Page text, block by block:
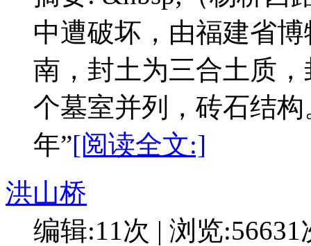
中遭破坏，由福建省
南，封土为三合土质
个墓室并列，砖石结
年”[阅读全文:]
洪山桥
编辑:11次 | 浏览:56631